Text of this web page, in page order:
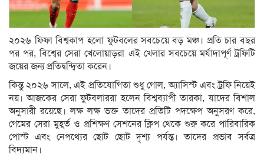
২০২৬ ফিফা বিশ্বকাপ হলো ফুটবলের সবচেয়ে বড় মঞ্চ। প্রতি চার বছর
পর পর, বিশ্বের সেরা খেলোয়াড়রা এই খেলার সবচেয়ে মর্যাদাপূর্ণ ট্রফিটি
জয়ের জন্য প্রতিদ্বন্দ্বিতা করেন।
কিন্তু ২০২৬ সালে, এই প্রতিযোগিতা শুধু গোল, অ্যাসিস্ট এবং ট্রফি নিয়েই
নয়। আজকের সেরা ফুটবলাররা হলেন বিশ্বব্যাপী তারকা, যাদের বিশাল
অনুসারী রয়েছে। লক্ষ লক্ষ ভক্ত তাদের প্রতিটি পদক্ষেপ অনুসরণ করে,
গেমের সেরা মুহূর্ত ও প্রশিক্ষণ সেশনের ক্লিপ থেকে শুরু করে পারিবারিক
পোস্ট এবং নেপথ্যের ছোট ছোট দৃশ্য পর্যন্ত। তাদের প্রভাব সর্বত্র
বিদ্যমান।